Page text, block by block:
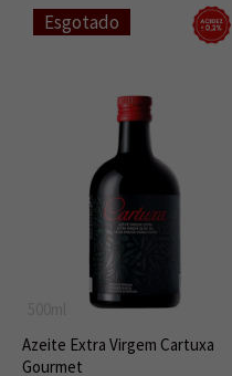
Esgotado
Azeite Extra Virgem Cartuxa
Gourmet